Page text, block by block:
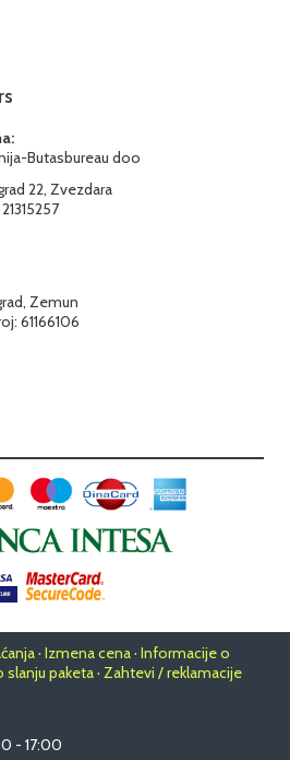
Butasbureau doo
22, Zvezdara
Zemun
61166106
· Izmena cena · Informacije o
paketa · Zahtevi / reklamacije
- 17:00